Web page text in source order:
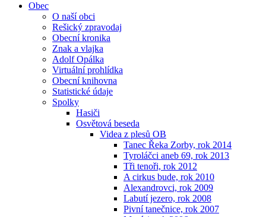
Obec
O naší obci
Rešický zpravodaj
Obecní kronika
Znak a vlajka
Adolf Opálka
Virtuální prohlídka
Obecní knihovna
Statistické údaje
Spolky
Hasiči
Osvětová beseda
Videa z plesů OB
Tanec Řeka Zorby, rok 2014
Tyroláčci aneb 69, rok 2013
Tři tenoři, rok 2012
A cirkus bude, rok 2010
Alexandrovci, rok 2009
Labutí jezero, rok 2008
Pivní tanečnice, rok 2007